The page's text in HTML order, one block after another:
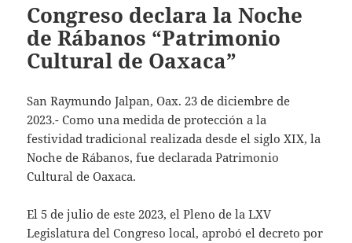
Congreso declara la Noche
de Rábanos “Patrimonio
Cultural de Oaxaca”
San Raymundo Jalpan, Oax. 23 de diciembre de
2023.- Como una medida de protección a la
festividad tradicional realizada desde el siglo XIX, la
Noche de Rábanos, fue declarada Patrimonio
Cultural de Oaxaca.
El 5 de julio de este 2023, el Pleno de la LXV
Legislatura del Congreso local, aprobó el decreto por